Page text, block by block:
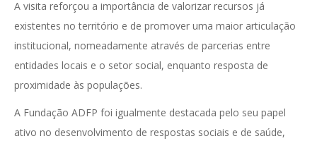
A visita reforçou a importância de valorizar recursos já
existentes no território e de promover uma maior articulação
institucional, nomeadamente através de parcerias entre
entidades locais e o setor social, enquanto resposta de
proximidade às populações.
A Fundação ADFP foi igualmente destacada pelo seu papel
ativo no desenvolvimento de respostas sociais e de saúde,